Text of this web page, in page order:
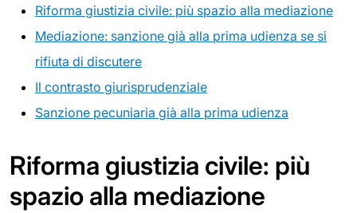
Riforma giustizia civile: più spazio alla mediazione
Mediazione: sanzione già alla prima udienza se si
rifiuta di discutere
Il contrasto giurisprudenziale
Sanzione pecuniaria già alla prima udienza
Riforma giustizia civile: più
spazio alla mediazione